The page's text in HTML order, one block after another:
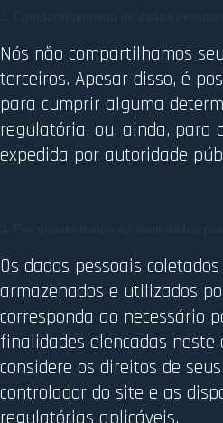
Nós não compartilhamos
terceiros. Apesar disso, é
para cumprir alguma
regulatória, ou, ainda, para
expedida por autoridade
Os dados pessoais
armazenados e utilizados
corresponda ao necessário
finalidades elencadas neste
considere os direitos de
controlador do site e as
regulatórias aplicáveis.